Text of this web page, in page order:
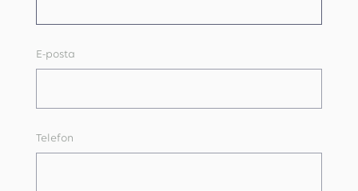
E-posta
Telefon